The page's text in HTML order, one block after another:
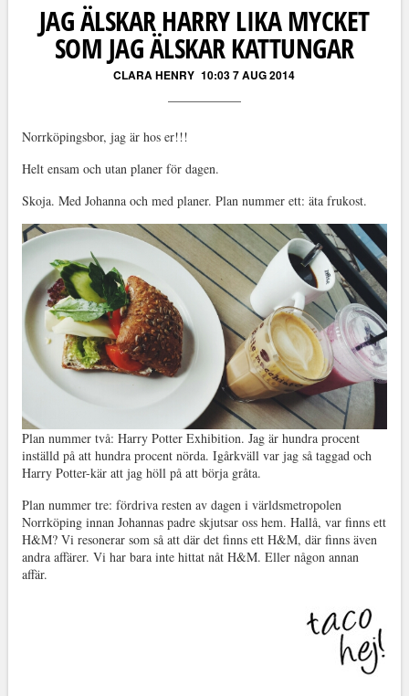
JAG ÄLSKAR HARRY LIKA MYCKET
SOM JAG ÄLSKAR KATTUNGAR
CLARA HENRY 10:03 7 AUG 2014
Norrköpingsbor, jag är hos er!!!
Helt ensam och utan planer för dagen.
Skoja. Med Johanna och med planer. Plan nummer ett: äta frukost.
Plan nummer två: Harry Potter Exhibition. Jag är hundra procent
inställd på att hundra procent nörda. Igårkväll var jag så taggad och
Harry Potter-kär att jag höll på att börja gråta.
Plan nummer tre: fördriva resten av dagen i världsmetropolen
Norrköping innan Johannas padre skjutsar oss hem. Hallå, var finns ett
H&M? Vi resonerar som så att där det finns ett H&M, där finns även
andra affärer. Vi har bara inte hittat nåt H&M. Eller någon annan
affär.